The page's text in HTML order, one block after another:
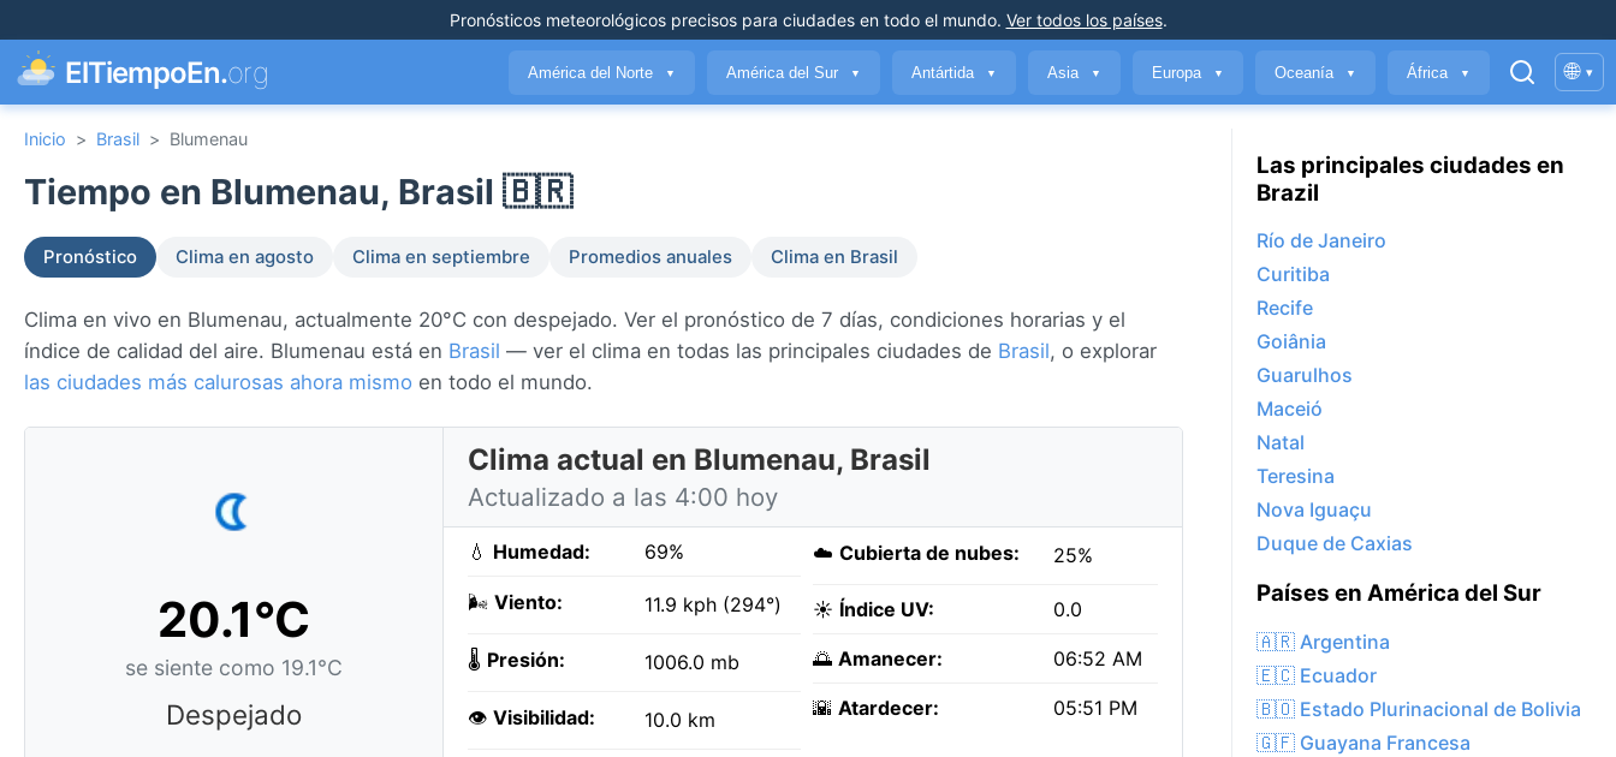
Pronósticos meteorológicos precisospara ciudades en todo el mundo. Ver todos los países.
ElTiempoEn.org América del Norte ▼ América del Sur ▼ Antártida ▼ Asia ▼ Europa ▼ Oceanía ▼ África ▼ 🌐 ▾
Inicio > Brasil > Blumenau
Tiempo en Blumenau, Brasil 🇧🇷
Pronóstico Clima en agosto Clima en septiembre Promedios anuales Clima en Brasil
Clima en vivo en Blumenau, actualmente 20°C con despejado. Ver el pronóstico de 7 días, condiciones horarias y el
índice de calidad del aire. Blumenau está en Brasil — ver el clima en todas las principales ciudades de Brasil, o explorar
las ciudades más calurosas ahora mismo en todo el mundo.
20.1°C
se siente como 19.1°C
Despejado
Clima actual en Blumenau, Brasil
Actualizado a las 4:00 hoy
💧 Humedad: 69%
🌬️ Viento: 11.9 kph (294°)
🌡️ Presión: 1006.0 mb
👁️ Visibilidad: 10.0 km
☁️ Cubierta de nubes: 25%
☀️ Índice UV: 0.0
🌅 Amanecer: 06:52 AM
🌇 Atardecer: 05:51 PM
Las principales ciudades en
Brazil
Río de Janeiro
Curitiba
Recife
Goiânia
Guarulhos
Maceió
Natal
Teresina
Nova Iguaçu
Duque de Caxias
Países en América del Sur
🇦🇷 Argentina
🇪🇨 Ecuador
🇧🇴 Estado Plurinacional de Bolivia
🇬🇫 Guayana Francesa